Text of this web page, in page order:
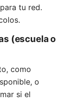
tu red.
(escuela o
como
o
si el